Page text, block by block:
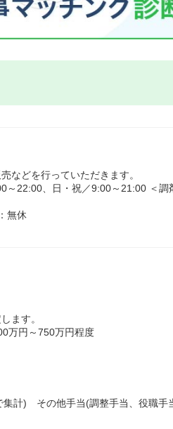
などを行っていただきます。
22:00、日・祝／9:00～21:00 ＜調
無休
ます。
万円～750万円程度
計) その他手当(調整手当、役職手